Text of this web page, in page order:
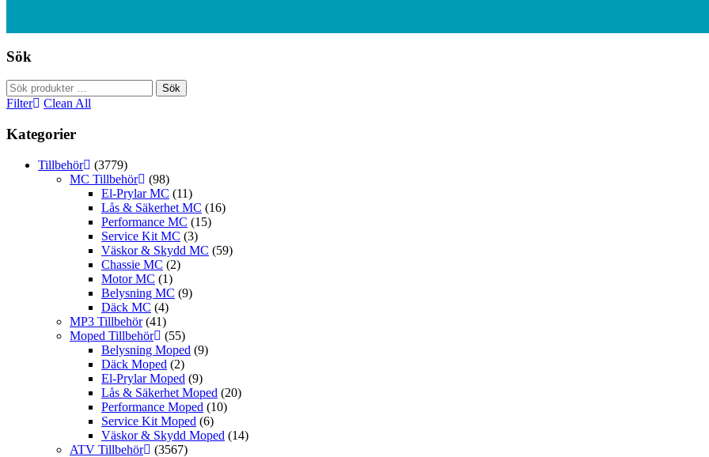
Sök
Sök
Filter Clean All
Kategorier
Tillbehör
(3779)
MC Tillbehör
(98)
El-Prylar MC (11)
Lås & Säkerhet MC (16)
Performance MC (15)
Service Kit MC (3)
Väskor & Skydd MC (59)
Chassie MC (2)
Motor MC (1)
Belysning MC (9)
Däck MC (4)
MP3 Tillbehör (41)
Moped Tillbehör
(55)
Belysning Moped (9)
Däck Moped (2)
El-Prylar Moped (9)
Lås & Säkerhet Moped (20)
Performance Moped (10)
Service Kit Moped (6)
Väskor & Skydd Moped (14)
ATV Tillbehör
(3567)